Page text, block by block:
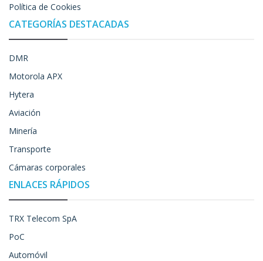
Política de Cookies
CATEGORÍAS DESTACADAS
DMR
Motorola APX
Hytera
Aviación
Minería
Transporte
Cámaras corporales
ENLACES RÁPIDOS
TRX Telecom SpA
PoC
Automóvil